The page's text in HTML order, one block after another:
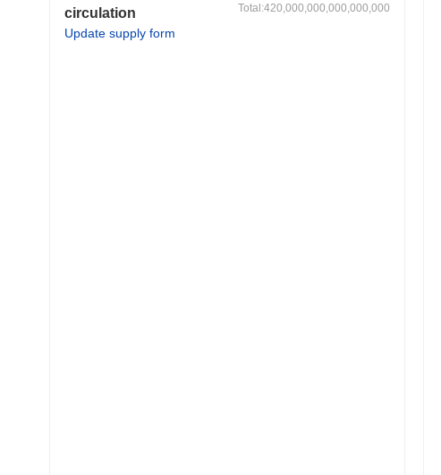
circulation
Update supply form
Total:420,000,000,000,000,000